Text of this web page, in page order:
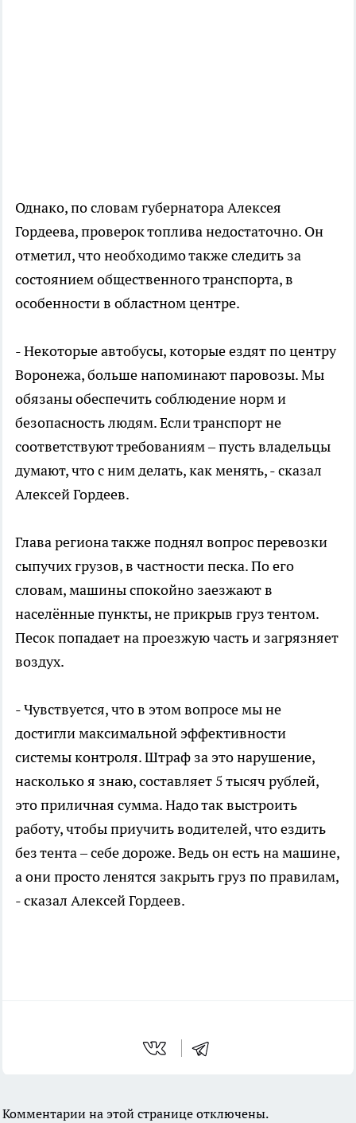
Однако, по словам губернатора Алексея
Гордеева, проверок топлива недостаточно. Он
отметил, что необходимо также следить за
состоянием общественного транспорта, в
особенности в областном центре.
- Некоторые автобусы, которые ездят по центру
Воронежа, больше напоминают паровозы. Мы
обязаны обеспечить соблюдение норм и
безопасность людям. Если транспорт не
соответствуют требованиям – пусть владельцы
думают, что с ним делать, как менять, - сказал
Алексей Гордеев.
Глава региона также поднял вопрос перевозки
сыпучих грузов, в частности песка. По его
словам, машины спокойно заезжают в
населённые пункты, не прикрыв груз тентом.
Песок попадает на проезжую часть и загрязняет
воздух.
- Чувствуется, что в этом вопросе мы не
достигли максимальной эффективности
системы контроля. Штраф за это нарушение,
насколько я знаю, составляет 5 тысяч рублей,
это приличная сумма. Надо так выстроить
работу, чтобы приучить водителей, что ездить
без тента – себе дороже. Ведь он есть на машине,
а они просто ленятся закрыть груз по правилам,
- сказал Алексей Гордеев.
Комментарии на этой странице отключены.